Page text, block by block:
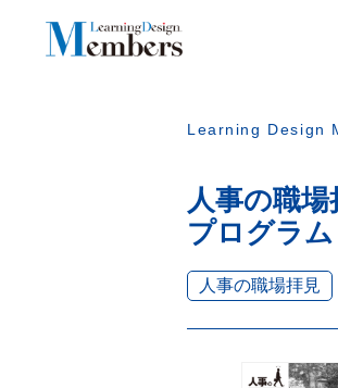
Learning Design
人事の職
プログラム
人事の職場拝見